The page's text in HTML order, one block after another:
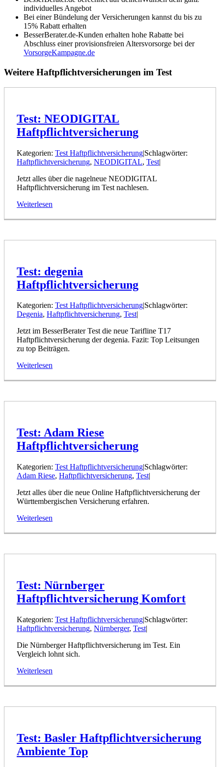
individuelles Angebot
Bei einer Bündelung der Versicherungen kannst du bis zu
15% Rabatt erhalten
BesserBerater.de-Kunden erhalten hohe Rabatte bei
Abschluss einer provisionsfreien Altersvorsorge bei der
VorsorgeKampagne.de
Weitere Haftpflichtversicherungen im Test
Test: NEODIGITAL
Haftpflichtversicherung
Kategorien: Test Haftpflichtversicherung|Schlagwörter:
Haftpflichtversicherung, NEODIGITAL, Test|
Jetzt alles über die nagelneue NEODIGITAL
Haftpflichtversicherung im Test nachlesen.
Weiterlesen
Test: degenia
Haftpflichtversicherung
Kategorien: Test Haftpflichtversicherung|Schlagwörter:
Degenia, Haftpflichtversicherung, Test|
Jetzt im BesserBerater Test die neue Tarifline T17
Haftpflichtversicherung der degenia. Fazit: Top Leitsungen
zu top Beiträgen.
Weiterlesen
Test: Adam Riese
Haftpflichtversicherung
Kategorien: Test Haftpflichtversicherung|Schlagwörter:
Adam Riese, Haftpflichtversicherung, Test|
Jetzt alles über die neue Online Haftpflichtversicherung der
Württembergischen Versicherung erfahren.
Weiterlesen
Test: Nürnberger
Haftpflichtversicherung Komfort
Kategorien: Test Haftpflichtversicherung|Schlagwörter:
Haftpflichtversicherung, Nürnberger, Test|
Die Nürnberger Haftpflichtversicherung im Test. Ein
Vergleich lohnt sich.
Weiterlesen
Test: Basler Haftpflichtversicherung
Ambiente Top